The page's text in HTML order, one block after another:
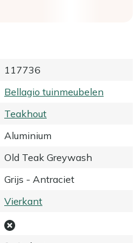
117736
Bellagio tuinmeubelen
Teakhout
Aluminium
Old Teak Greywash
Grijs - Antraciet
Vierkant